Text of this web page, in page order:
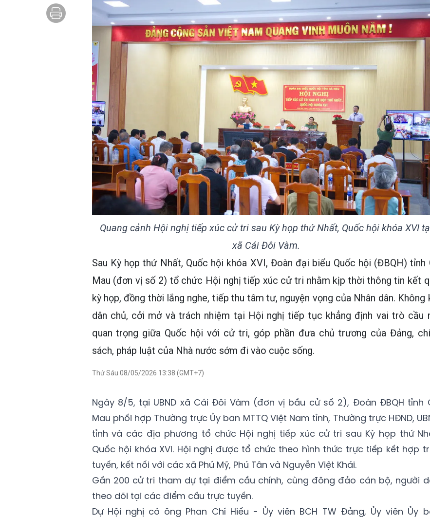
Quang cảnh Hội nghị tiếp xúc cử tri sau Kỳ họp thứ Nhất, Quốc hội khóa XVI
xã Cái Đôi Vàm.
Sau Kỳ họp thứ Nhất, Quốc hội khóa XVI, Đoàn đại biểu Quốc hội (ĐBQH) tỉnh
Mau (đơn vị số 2) tổ chức Hội nghị tiếp xúc cử tri nhằm kịp thời thông tin kết
kỳ họp, đồng thời lắng nghe, tiếp thu tâm tư, nguyện vọng của Nhân dân. Không
dân chủ, cởi mở và trách nhiệm tại Hội nghị tiếp tục khẳng định vai trò cầu
quan trọng giữa Quốc hội với cử tri, góp phần đưa chủ trương của Đảng,
sách, pháp luật của Nhà nước sớm đi vào cuộc sống.
Thứ Sáu 08/05/2026 13:38 (GMT+7)
Ngày 8/5, tại UBND xã Cái Đôi Vàm (đơn vị bầu cử số 2), Đoàn ĐBQH tỉnh
Mau phối hợp Thường trực Ủy ban MTTQ Việt Nam tỉnh, Thường trực HĐND,
tỉnh và các địa phương tổ chức Hội nghị tiếp xúc cử tri sau Kỳ họp thứ
Quốc hội khóa XVI. Hội nghị được tổ chức theo hình thức trực tiếp kết hợp
tuyến, kết nối với các xã Phú Mỹ, Phú Tân và Nguyễn Việt Khái.
Gần 200 cử tri tham dự tại điểm cầu chính, cùng đông đảo cán bộ, người
theo dõi tại các điểm cầu trực tuyến.
Dự Hội nghị có ông Phan Chí Hiếu - Ủy viên BCH TW Đảng, Ủy viên Ủy